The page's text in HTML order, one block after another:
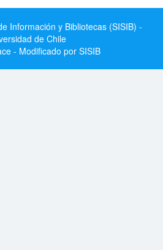
Información y Bibliotecas (SISIB) -
de Chile
- Modificado por SISIB